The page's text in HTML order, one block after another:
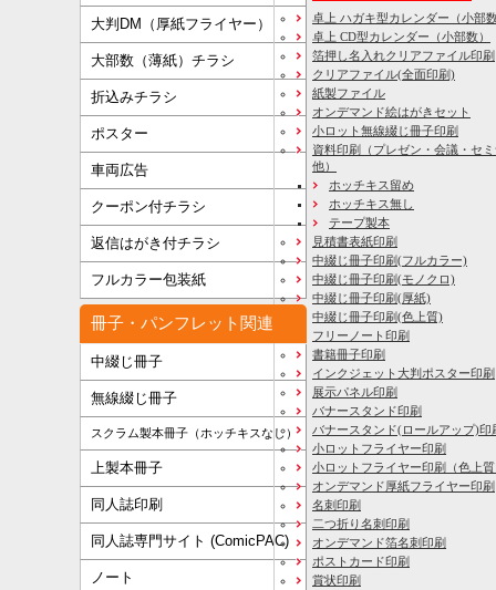
大判DM（厚紙フライヤー）
大部数（薄紙）チラシ
折込みチラシ
ポスター
車両広告
クーポン付チラシ
返信はがき付チラシ
フルカラー包装紙
冊子・パンフレット関連
中綴じ冊子
無線綴じ冊子
スクラム製本冊子（ホッチキスなし）
上製本冊子
同人誌印刷
同人誌専門サイト (ComicPAC)
ノート
卓上 ハガキ型カレンダー（小部
卓上 CD型カレンダー（小部数）
箔押し名入れクリアファイル印刷
クリアファイル(全面印刷)
紙製ファイル
オンデマンド絵はがきセット
小ロット無線綴じ冊子印刷
資料印刷
（プレゼン・会議・セ
他）
ホッチキス留め
ホッチキス無し
テープ製本
見積書表紙印刷
中綴じ冊子印刷(フルカラー)
中綴じ冊子印刷(モノクロ)
中綴じ冊子印刷(厚紙)
中綴じ冊子印刷(色上質)
フリーノート印刷
書籍冊子印刷
インクジェット大判ポスター印刷
展示パネル印刷
バナースタンド印刷
バナースタンド(ロールアップ)印
小ロットフライヤー印刷
小ロットフライヤー印刷（色上
オンデマンド厚紙フライヤー印刷
名刺印刷
二つ折り名刺印刷
オンデマンド箔名刺印刷
ポストカード印刷
賞状印刷